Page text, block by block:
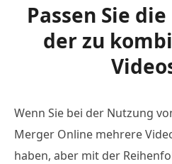
Passen Sie
der zu
Wenn Sie bei der Nutzung
Merger Online mehrere
haben, aber mit der